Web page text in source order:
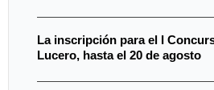
La inscripción para el I
Lucero, hasta el 20 de agosto